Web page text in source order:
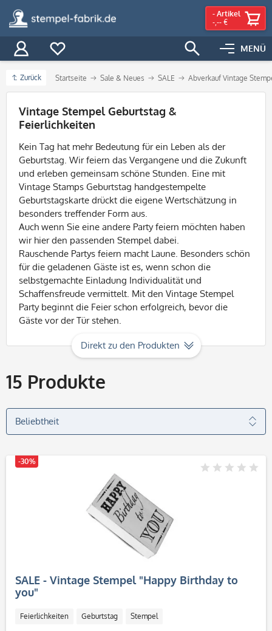
MENÜ
- Artikel
-,-- €
Zurück Startseite Sale & Neues SALE Abverkauf Vintage
Filter
Vintage Stempel Geburtstag &
Feierlichkeiten
Kein Tag hat mehr Bedeutung für ein Leben als der
Geburtstag. Wir feiern das Vergangene und die Zukunft
und erleben gemeinsam schöne Stunden. Eine mit
Vintage Stamps Geburtstag handgestempelte
Geburtstagskarte drückt die eigene Wertschätzung in
besonders treffender Form aus.
Auch wenn Sie eine andere Party feiern möchten haben
wir hier den passenden Stempel dabei.
Rauschende Partys feiern macht Laune. Besonders schön
für die geladenen Gäste ist es, wenn schon die
selbstgemachte Einladung Individualität und
Schaffensfreude vermittelt. Mit den Vintage Stempel
Party beginnt die Feier schon erfolgreich, bevor die
Gäste vor der Tür stehen.
Direkt zu den Produkten
15 Produkte
-30%
SALE - Vintage Stempel "Happy Birthday to
you"
Feierlichkeiten Geburtstag Stempel